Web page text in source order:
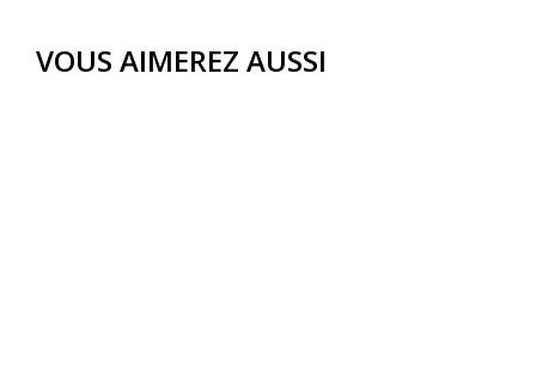
VOUS AIMEREZ AUSSI